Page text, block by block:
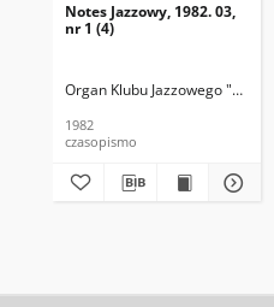
Notes Jazzowy, 1982. 03,
nr 1 (4)
Organ Klubu Jazzowego
1982
czasopismo